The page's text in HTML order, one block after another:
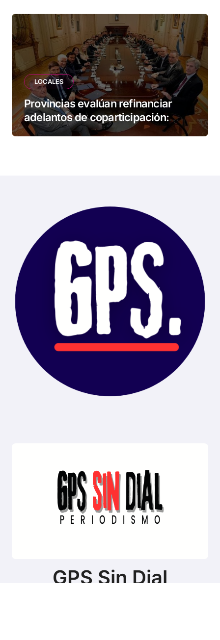
LOCALES
Provincias evalúan refinanciar
adelantos de coparticipación:
Tierra del Fuego, entre las
GPS Sin Dial